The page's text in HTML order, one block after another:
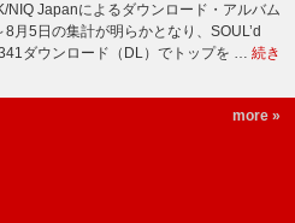
NIQ Japanによるダウンロード・アルバム
月5日の集計が明らかとなり、SOUL’d
ダウンロード（DL）でトップを … 続き
more »